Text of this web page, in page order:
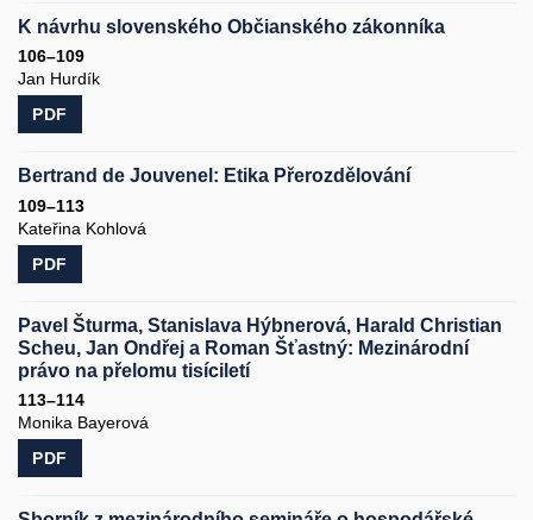
K návrhu slovenského Občianského zákonníka
106–109
Jan Hurdík
PDF
Bertrand de Jouvenel: Etika Přerozdělování
109–113
Kateřina Kohlová
PDF
Pavel Šturma, Stanislava Hýbnerová, Harald Christian
Scheu, Jan Ondřej a Roman Šťastný: Mezinárodní
právo na přelomu tisíciletí
113–114
Monika Bayerová
PDF